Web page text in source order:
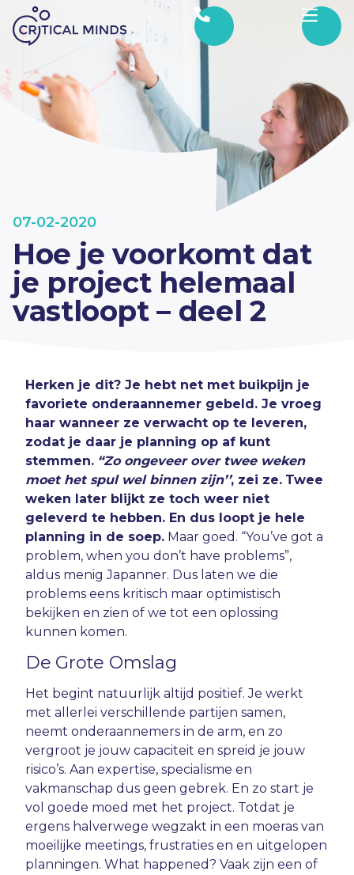
Ga naar de inhoud
07-02-2020
Hoe je voorkomt dat
je project helemaal
vastloopt – deel 2
Herken je dit? Je hebt net met buikpijn je
favoriete onderaannemer gebeld. Je vroeg
haar wanneer ze verwacht op te leveren,
zodat je daar je planning op af kunt
stemmen. “Zo ongeveer over twee weken
moet het spul wel binnen zijn’’, zei ze. Twee
weken later blijkt ze toch weer niet
geleverd te hebben. En dus loopt je hele
planning in de soep. Maar goed. “You’ve got a
problem, when you don’t have problems”,
aldus menig Japanner. Dus laten we die
problems eens kritisch maar optimistisch
bekijken en zien of we tot een oplossing
kunnen komen.
De Grote Omslag
Het begint natuurlijk altijd positief. Je werkt
met allerlei verschillende partijen samen,
neemt onderaannemers in de arm, en zo
vergroot je jouw capaciteit en spreid je jouw
risico’s. Aan expertise, specialisme en
vakmanschap dus geen gebrek. En zo start je
vol goede moed met het project. Totdat je
ergens halverwege wegzakt in een moeras van
moeilijke meetings, frustraties en en uitgelopen
planningen. What happened? Vaak zijn een of